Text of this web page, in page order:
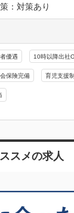
：対策あり
優遇 10時以降出社
保険完備 育児支援
スメの求人